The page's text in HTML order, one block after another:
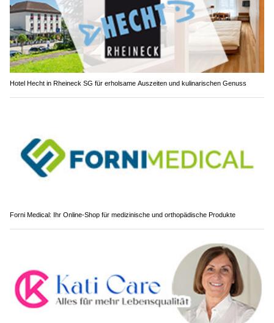
Hotel Hecht in Rheineck SG für erholsame Auszeiten und kulinarischen Genuss
Forni Medical: Ihr Online-Shop für medizinische und orthopädische Produkte